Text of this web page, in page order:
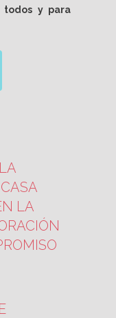
todos y para
LA